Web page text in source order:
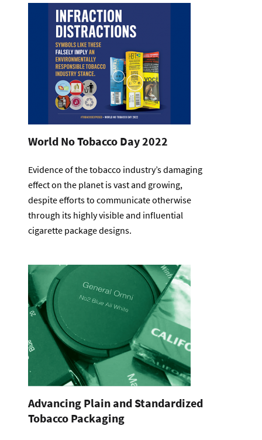
World No Tobacco Day 2022
Evidence of the tobacco industry’s damaging
effect on the planet is vast and growing,
despite efforts to communicate otherwise
through its highly visible and influential
cigarette package designs.
Advancing Plain and Standardized
Tobacco Packaging